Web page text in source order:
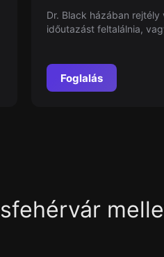
Dr. Black házában
időutazást feltalálnia,
Foglalás